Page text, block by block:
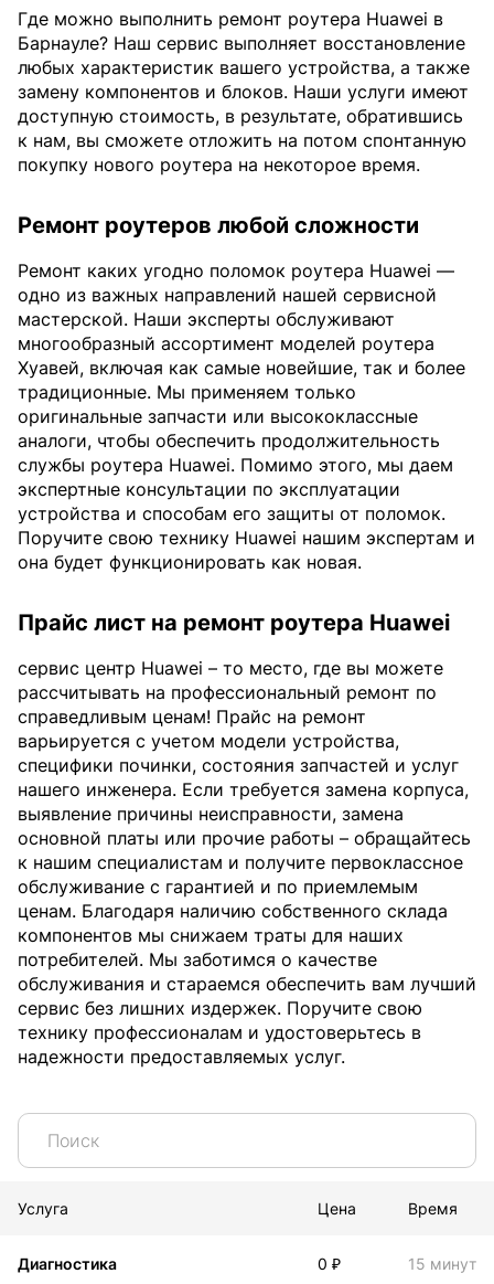
Где можно выполнить ремонт роутера Huawei в
Барнауле? Наш сервис выполняет восстановление
любых характеристик вашего устройства, а также
замену компонентов и блоков. Наши услуги имеют
доступную стоимость, в результате, обратившись
к нам, вы сможете отложить на потом спонтанную
покупку нового роутера на некоторое время.
Ремонт роутеров любой сложности
Ремонт каких угодно поломок роутера Huawei —
одно из важных направлений нашей сервисной
мастерской. Наши эксперты обслуживают
многообразный ассортимент моделей роутера
Хуавей, включая как самые новейшие, так и более
традиционные. Мы применяем только
оригинальные запчасти или высококлассные
аналоги, чтобы обеспечить продолжительность
службы роутера Huawei. Помимо этого, мы даем
экспертные консультации по эксплуатации
устройства и способам его защиты от поломок.
Поручите свою технику Huawei нашим экспертам и
она будет функционировать как новая.
Прайс лист на ремонт роутера Huawei
сервис центр Huawei – то место, где вы можете
рассчитывать на профессиональный ремонт по
справедливым ценам! Прайс на ремонт
варьируется с учетом модели устройства,
специфики починки, состояния запчастей и услуг
нашего инженера. Если требуется замена корпуса,
выявление причины неисправности, замена
основной платы или прочие работы – обращайтесь
к нашим специалистам и получите первоклассное
обслуживание с гарантией и по приемлемым
ценам. Благодаря наличию собственного склада
компонентов мы снижаем траты для наших
потребителей. Мы заботимся о качестве
обслуживания и стараемся обеспечить вам лучший
сервис без лишних издержек. Поручите свою
технику профессионалам и удостоверьтесь в
надежности предоставляемых услуг.
Услуга Цена Время
Диагностика 0 ₽ 15 минут